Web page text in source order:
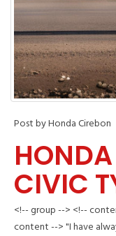
Post by Honda Cirebon
CIVIC
<!-- group --> <!--
content --> "I have